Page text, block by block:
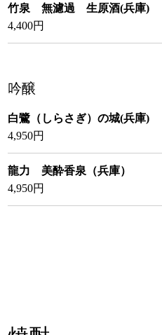
竹泉 無濾過 生原酒(兵庫)
4,400円
吟醸
白鷺（しらさぎ）の城(兵庫)
4,950円
龍力 美酔香泉（兵庫）
4,950円